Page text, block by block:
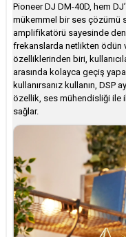
Pioneer DJ DM-40D, hem
mükemmel bir ses çözümü
amplifikatörü sayesinde
frekanslarda netlikten ödün
özelliklerinden biri,
arasında kolayca geçiş
kullanırsanız kullanın, DSP
özellik, ses mühendisliği ile
sağlar.